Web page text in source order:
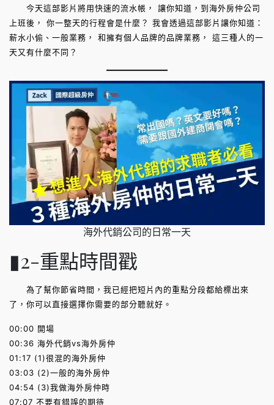
今天這部影片將用快速的流水帳， 讓你知道，到海外房仲公司
上班後， 你一整天的行程會是什麼？ 我會透過這部影片讓你知道：
薪水小偷、一般業務， 和擁有個人品牌的品牌業務， 這三種人的一
天又有什麼不同？
海外代銷公司的日常一天
▮2-重點時間戳
為了幫你節省時間，我已經把短片內的重點分段都給標出來
了，你可以直接選擇你需要的部分聽就好。
00:00 開場
00:36 海外代銷vs海外房仲
01:17 (1)很混的海外房仲
03:03 (2)一般的海外房仲
04:54 (3)我做海外房仲時
07:07 不要有錯誤的期待